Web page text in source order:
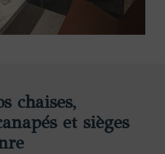
chaises,
et sièges